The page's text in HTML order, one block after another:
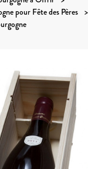
pour Fête des Pères